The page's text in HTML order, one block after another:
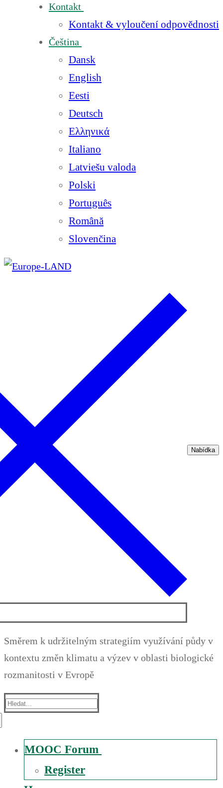
Kontakt
Kontakt & vyloučení odpovědnosti
Čeština
Dansk
English
Eesti
Deutsch
Ελληνικά
Italiano
Latviešu valoda
Polski
Português
Română
Slovenčina
Nabídka
Směrem k udržitelným strategiím využívání půdy v
kontextu změn klimatu a výzev v oblasti biologické
rozmanitosti v Evropě
Suche
MOOC Forum
Register